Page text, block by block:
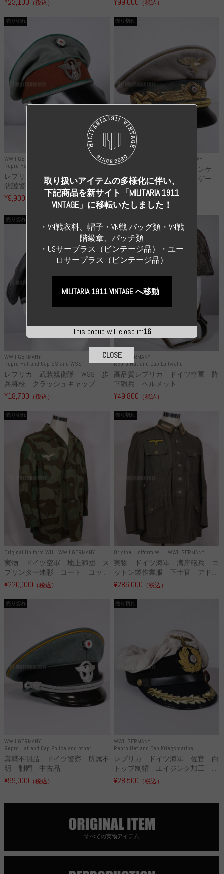
（税込） （税込）
WWII GERMANY
Repro Hat and Cap Police and other
売り切れ
レプリカ ドイツ秩序警察 都市
防護警察 クラッシュキャップ...
¥9,900 （税込）
WWII GERMANY Repro Uniforms WH
売り切れ
レプリカ ミヒャエル・ヤンケ
製 国家元帥 ヘルマン・ゲー
リ...
¥55,000 （税込）
WWII GERMANY
Repro Hat and Cap SS and WSS
売り切れ
レプリカ 武装親衛隊 WSS 歩
兵将校 クラッシュキャップ ...
¥18,700 （税込）
WWII GERMANY
Repro Hat and Cap Luftwaffe
高品質レプリカ ドイツ空軍 降
下猟兵 ヘルメット
¥49,800 （税込）
Original Uniform WH WWII GERMANY
売り切れ
実物 ドイツ空軍 地上師団 ス
プリンター迷彩 コート コッ...
¥220,000 （税込）
Original Uniform WH WWII GERMANY
売り切れ
実物 ドイツ海軍 湾岸砲兵 コ
ットン製作業服 下士官 アド...
¥286,000 （税込）
WWII GERMANY
Repro Hat and Cap Police and other
売り切れ
真贋不明品 ドイツ警察 所属不
明 制帽 中古品
¥99,000 （税込）
WWII GERMANY
Repro Hat and Cap Kriegsmarine
売り切れ
レプリカ ドイツ海軍 佐官 白
トップ制帽 エイジング加工 ...
¥28,500 （税込）
すべての実物アイテム
This popup will close in:15
取り扱いアイテムの多様化に伴い、
下記商品を新サイト「MILITARIA 1911
VINTAGE」に移転いたしました！
・VN戦衣料、帽子・VN戦 バッグ類・VN戦
階級章、パッチ類
・USサーブラス（ビンテージ品）・ユー
ロサープラス（ビンテージ品）
MILITARIA 1911 VINTAGE へ移動
CLOSE